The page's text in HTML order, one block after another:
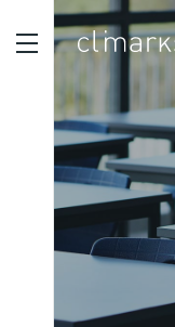
選ばれる理由